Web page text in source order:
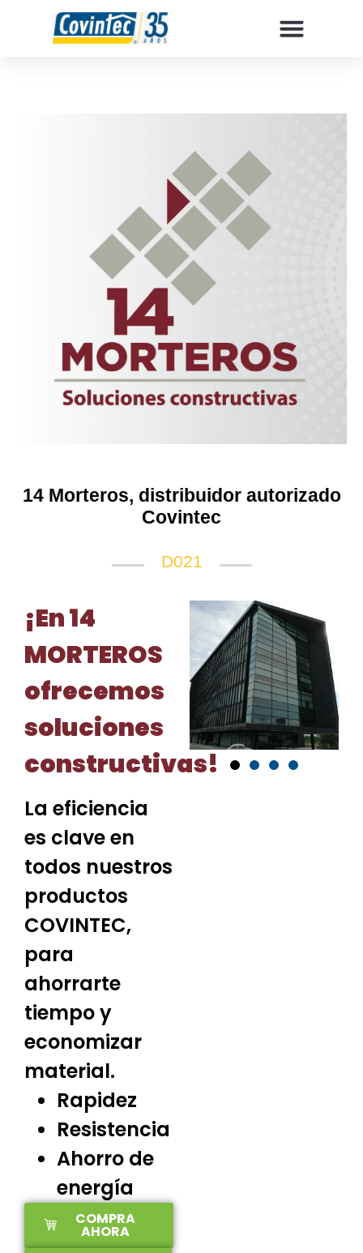
14 Morteros, distribuidor autorizado
Covintec
D021
¡En 14
MORTEROS
ofrecemos
soluciones
constructivas!
La eficiencia
es clave en
todos nuestros
productos
COVINTEC,
para
ahorrarte
tiempo y
economizar
material.
Rapidez
Resistencia
Ahorro de
energía
COMPRA
AHORA